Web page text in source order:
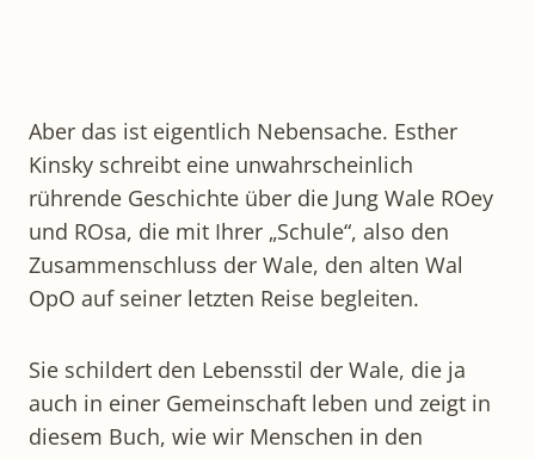
Aber das ist eigentlich Nebensache. Esther
Kinsky schreibt eine unwahrscheinlich
rührende Geschichte über die Jung Wale ROey
und ROsa, die mit Ihrer „Schule“, also den
Zusammenschluss der Wale, den alten Wal
OpO auf seiner letzten Reise begleiten.
Sie schildert den Lebensstil der Wale, die ja
auch in einer Gemeinschaft leben und zeigt in
diesem Buch, wie wir Menschen in den